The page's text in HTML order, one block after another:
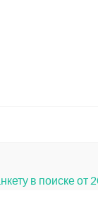
в поиске от